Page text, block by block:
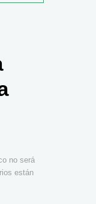
no será
están